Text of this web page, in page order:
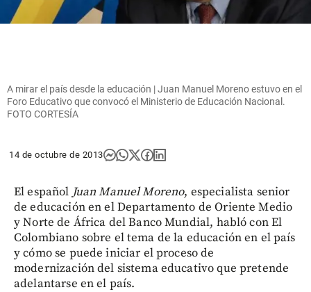
A mirar el país desde la educación | Juan Manuel Moreno estuvo en el
Foro Educativo que convocó el Ministerio de Educación Nacional.
FOTO CORTESÍA
14 de octubre de 2013
El español Juan ManuelMoreno, especialista senior
de educación en el Departamento de Oriente Medio
y Norte de África del Banco Mundial, habló con El
Colombiano sobre el tema de la educación en el país
y cómo se puede iniciar el proceso de
modernización del sistema educativo que pretende
adelantarse en el país.